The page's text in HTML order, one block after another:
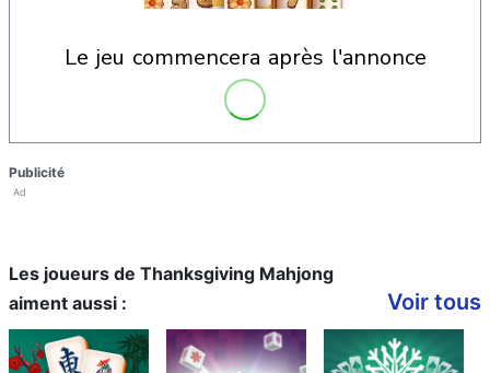
le jeu commencera après l'annonce
Publicité
Ad
Les joueurs de Thanksgiving Mahjong
aiment aussi :
Voir tous